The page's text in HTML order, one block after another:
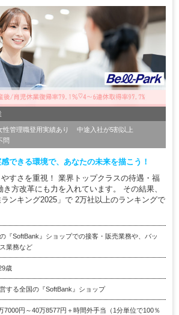
性管理職登用実績あり
中途入社が5割以上
問
できる環境で、あなたの未来を描こう！
すさを重視！ 業界トップクラスの待遇・福
方改革にも力を入れています。 その結果、
ランキング2025」で 2万社以上のランキングで
『SoftBank』ショップでの接客・販売業務や、バッ
業務など
歳
する全国の『SoftBank』ショップ
7000円～40万8577円＋時間外手当（1分単位で100％